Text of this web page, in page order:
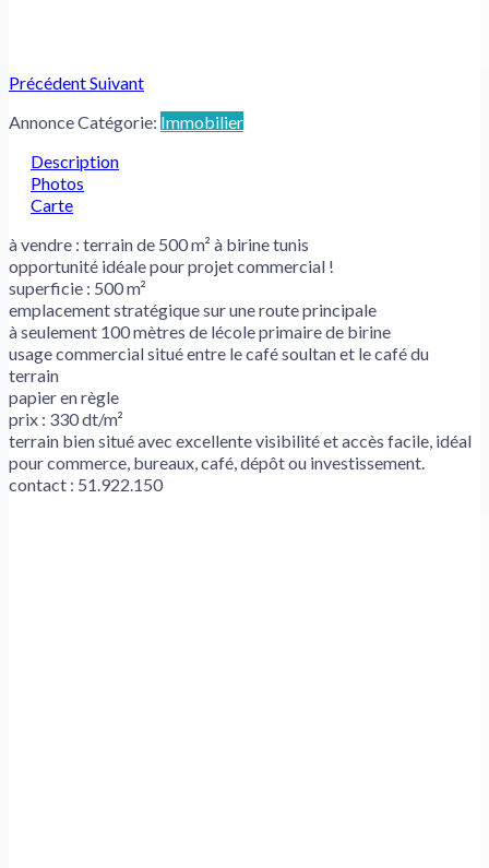
PrécédentSuivant
Annonce Catégorie: Immobilier
Description
Photos
Carte
à vendre : terrain de 500 m² à birine tunis
opportunité idéale pour projet commercial !
superficie : 500 m²
emplacement stratégique sur une route principale
à seulement 100 mètres de lécole primaire de birine
usage commercial situé entre le café soultan et le café du
terrain
papier en règle
prix : 330 dt/m²
terrain bien situé avec excellente visibilité et accès facile, idéal
pour commerce, bureaux, café, dépôt ou investissement.
contact : 51.922.150